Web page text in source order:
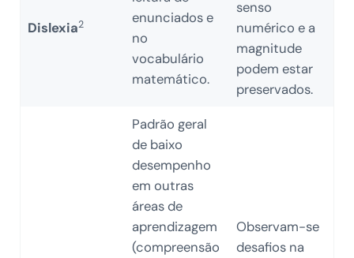
Dislexia2
enunciados e
no
vocabulário
matemático.
senso
numérico e a
magnitude
podem estar
preservados.
Padrão geral
de baixo
desempenho
em outras
áreas de
aprendizagem
(compreensão
Observam-se
desafios na